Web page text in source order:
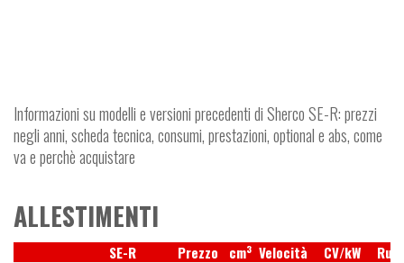
Informazioni su modelli e versioni precedenti di Sherco SE-R: prezzi
negli anni, scheda tecnica, consumi, prestazioni, optional e abs, come
va e perchè acquistare
ALLESTIMENTI
SE-R Prezzo cm3 Velocità CV/kW